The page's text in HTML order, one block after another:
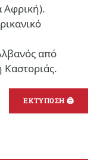
Αφρική).
από
Καστοριάς.
ΕΚΤΥΠΩΣΗ 🖨